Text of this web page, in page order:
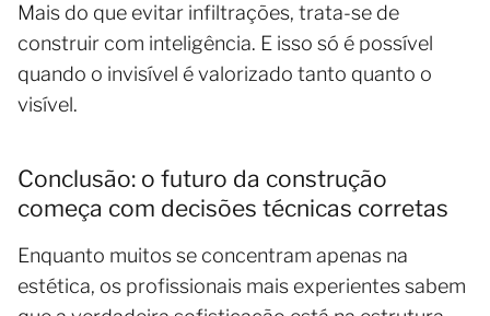
Mais do que evitar infiltrações, trata-se de
construir com inteligência. E isso só é possível
quando o invisível é valorizado tanto quanto o
visível.
Conclusão: o futuro da construção
começa com decisões técnicas corretas
Enquanto muitos se concentram apenas na
estética, os profissionais mais experientes sabem